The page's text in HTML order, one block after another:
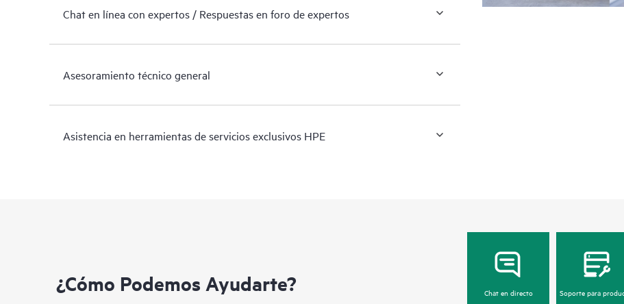
Chat en línea con expertos / Respuestas en foro de expertos
Asesoramiento técnico general
Asistencia en herramientas de servicios exclusivos HPE
¿Cómo Podemos Ayudarte? Chat en directo Soporte para